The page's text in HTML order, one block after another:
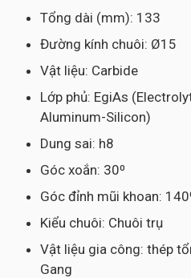
Tổng dài (mm): 133
Đường kính chuôi: Ø15
Vật liệu: Carbide
Lớp phủ: EgiAs
Aluminum-Silicon)
Dung sai: h8
Góc xoắn: 30⁰
Góc đỉnh mũi khoan:
Kiểu chuôi: Chuôi trụ
Vật liệu gia công: thép
Gang